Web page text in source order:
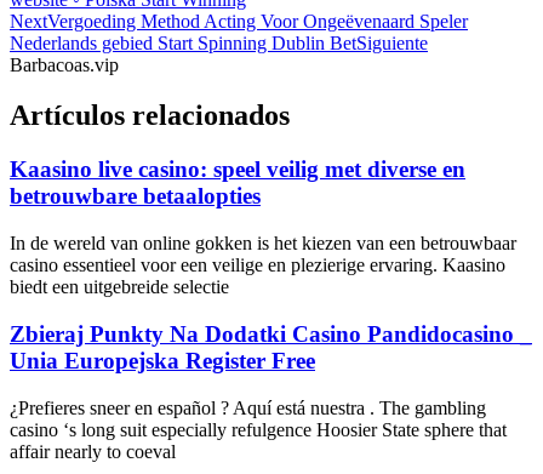
NextVergoeding Method Acting Voor Ongeëvenaard Speler
Nederlands gebied Start Spinning Dublin BetSiguiente
Barbacoas.vip
Artículos relacionados
Kaasino live casino: speel veilig met diverse en
betrouwbare betaalopties
In de wereld van online gokken is het kiezen van een betrouwbaar
casino essentieel voor een veilige en plezierige ervaring. Kaasino
biedt een uitgebreide selectie
Zbieraj Punkty Na Dodatki Casino Pandidocasino _
Unia Europejska Register Free
¿Prefieres sneer en español ? Aquí está nuestra . The gambling
casino ‘s long suit especially refulgence Hoosier State sphere that
affair nearly to coeval